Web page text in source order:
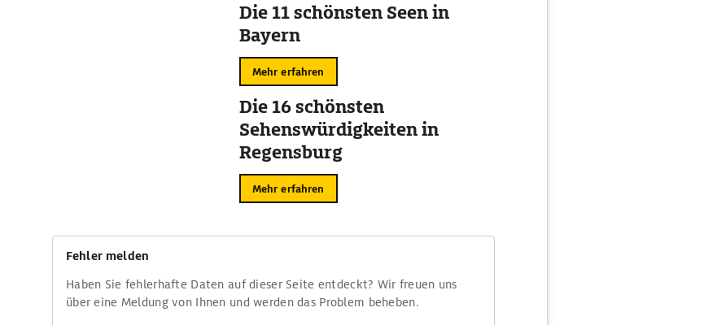
Die 11 schönsten Seen in
Bayern
Mehr erfahren
Die 16 schönsten
Sehenswürdigkeiten in
Regensburg
Mehr erfahren
Fehler melden
Haben Sie fehlerhafte Daten auf dieser Seite entdeckt? Wir freuen uns
über eine Meldung von Ihnen und werden das Problem beheben.